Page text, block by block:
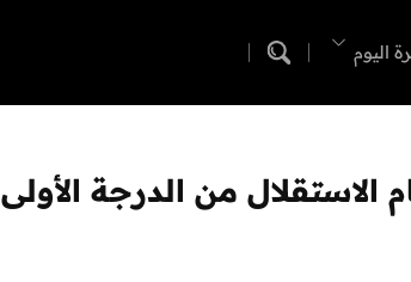
اليوم
من الدرجة الأولى